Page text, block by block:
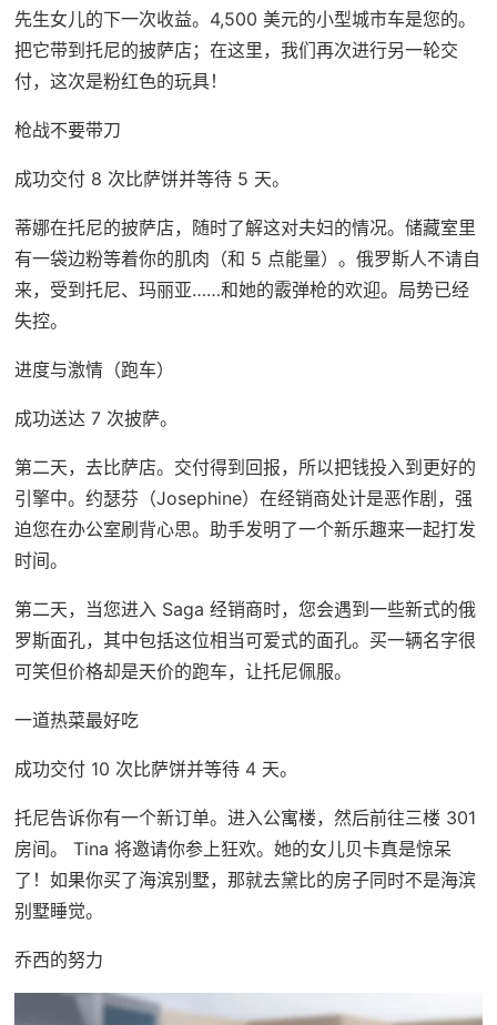
先生女儿的下一次收益。4,500 美元的小型城市车是您的。
把它带到托尼的披萨店；在这里，我们再次进行另一轮交
付，这次是粉红色的玩具！
枪战不要带刀
成功交付 8 次比萨饼并等待 5 天。
蒂娜在托尼的披萨店，随时了解这对夫妇的情况。储藏室里
有一袋边粉等着你的肌肉（和 5 点能量）。俄罗斯人不请自
来，受到托尼、玛丽亚……和她的霰弹枪的欢迎。局势已经
失控。
进度与激情（跑车）
成功送达 7 次披萨。
第二天，去比萨店。交付得到回报，所以把钱投入到更好的
引擎中。约瑟芬（Josephine）在经销商处计是恶作剧，强
迫您在办公室刷背心思。助手发明了一个新乐趣来一起打发
时间。
第二天，当您进入 Saga 经销商时，您会遇到一些新式的俄
罗斯面孔，其中包括这位相当可爱式的面孔。买一辆名字很
可笑但价格却是天价的跑车，让托尼佩服。
一道热菜最好吃
成功交付 10 次比萨饼并等待 4 天。
托尼告诉你有一个新订单。进入公寓楼，然后前往三楼 301
房间。 Tina 将邀请你参上狂欢。她的女儿贝卡真是惊呆
了！如果你买了海滨别墅，那就去黛比的房子同时不是海滨
别墅睡觉。
乔西的努力